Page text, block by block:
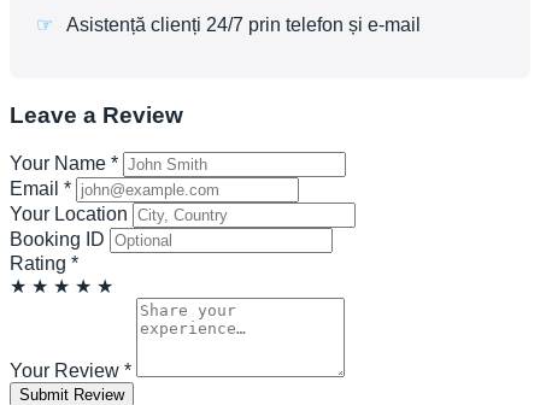
Asistență clienți 24/7 prin telefon și e-mail
Leave a Review
Your Name *
Email *
Your Location
Booking ID
Rating *
★ ★ ★ ★ ★
Your Review *
Submit Review